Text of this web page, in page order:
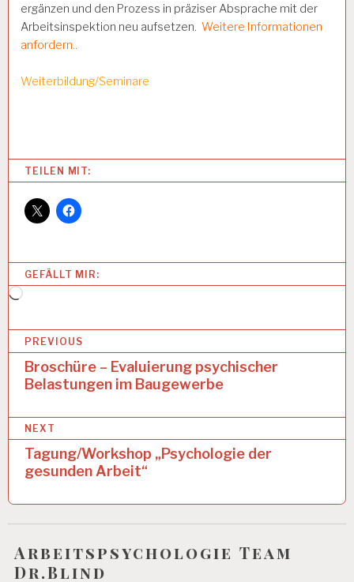
ergänzen und den Prozess in präziser Absprache mit der
Arbeitsinspektion neu aufsetzen. Weitere Informationen
anfordern..
Weiterbildung/Seminare
Categories:
R
B
S
A
Y
S
E
B
EI
T
S
G
U
TEILEN MIT:
GEFÄLLT MIR:
Wird
B
t
r
g
s
n
PREVIOUS
Broschüre – Evaluierung psychischer
Belastungen im Baugewerbe
NEXT
Tagung/Workshop „Psychologie der
gesunden Arbeit“
Arbeitspsychologie Team
Dr.Blind